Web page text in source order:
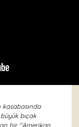
bıçak
bir ''Amerikan